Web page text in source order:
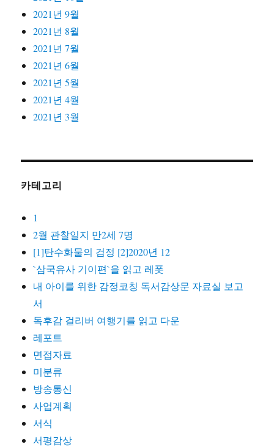
2021년 9월
2021년 8월
2021년 7월
2021년 6월
2021년 5월
2021년 4월
2021년 3월
카테고리
1
2월 관찰일지 만2세 7명
[1]탄수화물의 검정 [2]2020년 12
`삼국유사 기이편`을 읽고 레폿
내 아이를 위한 감정코칭 독서감상문 자료실 보고
서
독후감 걸리버 여행기를 읽고 다운
레포트
면접자료
미분류
방송통신
사업계획
서식
서평감상